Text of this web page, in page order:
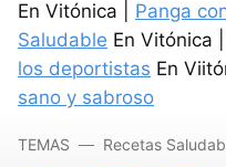
En Vitónica | Panga
Saludable En Vitónica |
los deportistas En
sano y sabroso
TEMAS Recetas